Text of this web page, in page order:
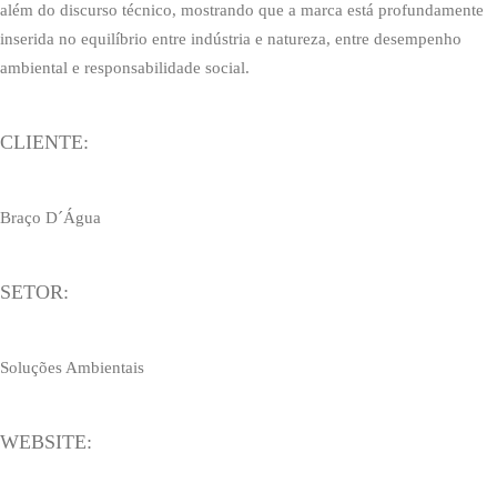
além do discurso técnico, mostrando que a marca está profundamente
inserida no equilíbrio entre indústria e natureza, entre desempenho
ambiental e responsabilidade social.
CLIENTE:
Braço D´Água
SETOR:
Soluções Ambientais
WEBSITE: